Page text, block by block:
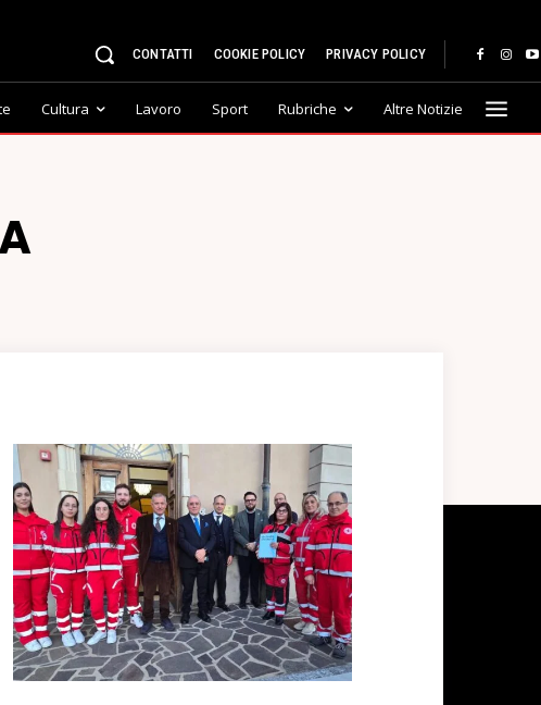
CONTATTI COOKIE POLICY PRIVACY POLICY
Cultura Lavoro Sport Rubriche Altre Notizie